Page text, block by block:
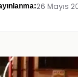
26 Mayıs